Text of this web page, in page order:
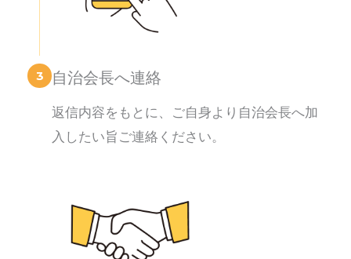
3 自治会長へ連絡
返信内容をもとに、ご自身より自治会長へ加
入したい旨ご連絡ください。